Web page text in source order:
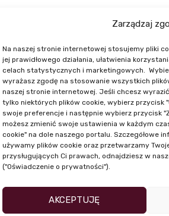
Zarządzaj
Na naszej stronie internetowej stosujemy pliki
jej prawidłowego działania, ułatwienia
celach statystycznych i marketingowych.
wyrażasz zgodę na stosowanie wszystkich
naszej stronie internetowej. Jeśli chcesz
tylko niektórych plików cookie, wybierz przycisk
swoje preferencje i następnie wybierz przycisk
możesz zmienić swoje ustawienia w każdym
cookie" na dole naszego portalu. Szczegółowe
używamy plików cookie oraz przetwarzamy
przysługujących Ci prawach, odnajdziesz w
("Oświadczenie o prywatności").
AKCEPTUJĘ
NASI